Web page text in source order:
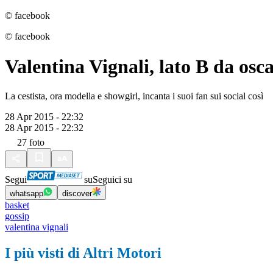
© facebook
© facebook
Valentina Vignali, lato B da
La cestista, ora modella e showgirl, incanta i suoi fan sui social così
28 Apr 2015 - 22:32
28 Apr 2015 - 22:32
27 foto
Segui suSeguici su
whatsapp discover
basket
gossip
valentina vignali
I più visti di Altri Motori